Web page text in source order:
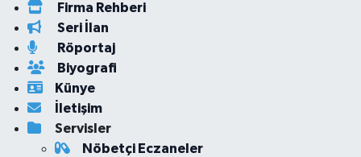
Firma Rehberi
Seri İlan
Röportaj
Biyografi
Künye
İletişim
Servisler
Nöbetçi Eczaneler